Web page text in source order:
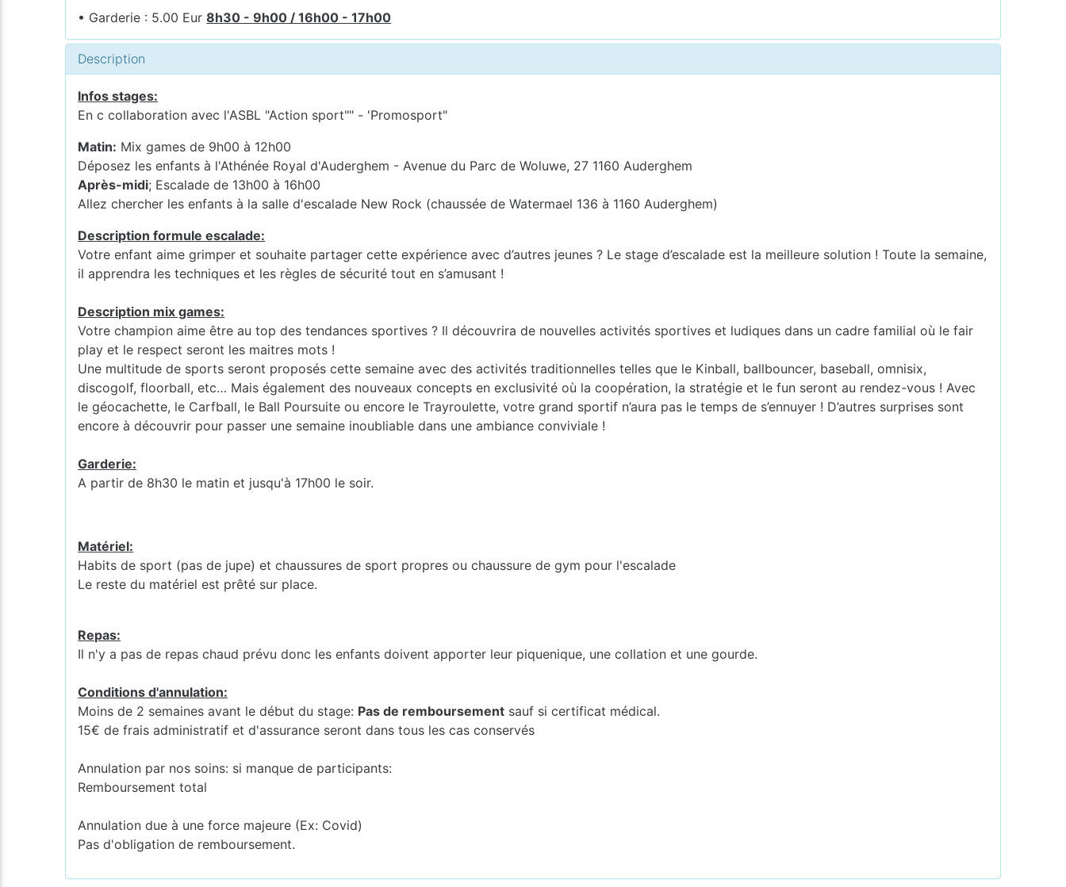
• Garderie : 5.00 Eur8h30 - 9h00 / 16h00 - 17h00
Description
Infos stages:
En c collaboration avec l'ASBL "Action sport"" - 'Promosport"
Matin: Mix games de 9h00 à 12h00
Déposez les enfants à l'Athénée Royal d'Auderghem - Avenue du Parc de Woluwe, 27 1160 Auderghem
Après-midi; Escalade de 13h00 à 16h00
Allez chercher les enfants à la salle d'escalade New Rock (chaussée de Watermael 136 à 1160 Auderghem)
Description formule escalade:
Votre enfant aime grimper et souhaite partager cette expérience avec d’autres jeunes ? Le stage d’escalade est la meilleure solution ! Toute la semaine,
il apprendra les techniques et les règles de sécurité tout en s’amusant !
Description mix games:
Votre champion aime être au top des tendances sportives ? Il découvrira de nouvelles activités sportives et ludiques dans un cadre familial où le fair
play et le respect seront les maitres mots !
Une multitude de sports seront proposés cette semaine avec des activités traditionnelles telles que le Kinball, ballbouncer, baseball, omnisix,
discogolf, floorball, etc… Mais également des nouveaux concepts en exclusivité où la coopération, la stratégie et le fun seront au rendez-vous ! Avec
le géocachette, le Carfball, le Ball Poursuite ou encore le Trayroulette, votre grand sportif n’aura pas le temps de s’ennuyer ! D’autres surprises sont
encore à découvrir pour passer une semaine inoubliable dans une ambiance conviviale !
Garderie:
A partir de 8h30 le matin et jusqu'à 17h00 le soir.
Matériel:
Habits de sport (pas de jupe) et chaussures de sport propres ou chaussure de gym pour l'escalade
Le reste du matériel est prêté sur place.
Repas:
Il n'y a pas de repas chaud prévu donc les enfants doivent apporter leur piquenique, une collation et une gourde.
Conditions d'annulation:
Moins de 2 semaines avant le début du stage: Pas de remboursement sauf si certificat médical.
15€ de frais administratif et d'assurance seront dans tous les cas conservés
Annulation par nos soins: si manque de participants:
Remboursement total
Annulation due à une force majeure (Ex: Covid)
Pas d'obligation de remboursement.